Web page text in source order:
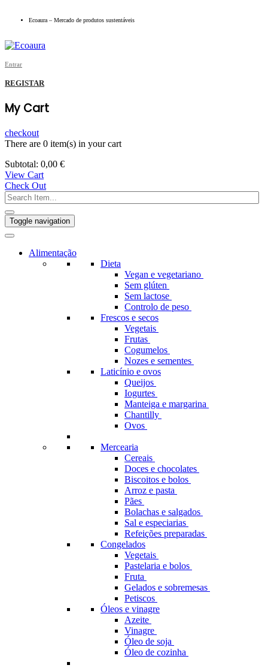
Ecoaura – Mercado de produtos sustentáveis
Entrar
REGISTAR
My Cart
checkout
There are 0 item(s) in your cart
Subtotal: 0,00 €
View Cart
Check Out
Toggle navigation
Alimentação
Dieta
Vegan e vegetariano
Sem glúten
Sem lactose
Controlo de peso
Frescos e secos
Vegetais
Frutas
Cogumelos
Nozes e sementes
Laticínio e ovos
Queijos
Iogurtes
Manteiga e margarina
Chantilly
Ovos
Mercearia
Cereais
Doces e chocolates
Biscoitos e bolos
Arroz e pasta
Pães
Bolachas e salgados
Sal e especiarias
Refeições preparadas
Congelados
Vegetais
Pastelaria e bolos
Fruta
Gelados e sobremesas
Petiscos
Óleos e vinagre
Azeite
Vinagre
Óleo de soja
Óleo de cozinha